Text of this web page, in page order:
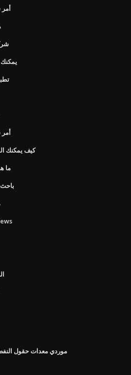
كيف يمكنك
ما
موردي معدات حقول النفط